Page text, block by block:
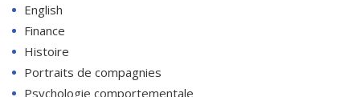
English
Finance
Histoire
Portraits de compagnies
Psychologie comportementale